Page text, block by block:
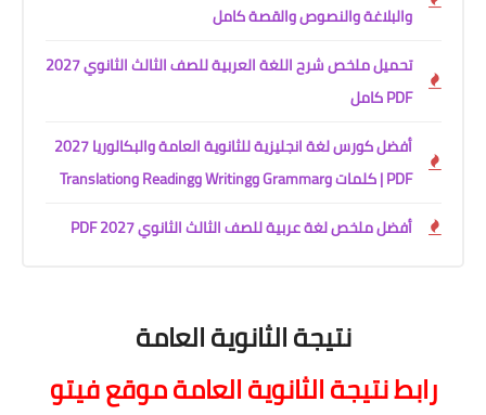
والبلاغة والنصوص والقصة كامل
تحميل ملخص شرح اللغة العربية للصف الثالث الثانوي 2027
PDF كامل
أفضل كورس لغة انجليزية للثانوية العامة والبكالوريا 2027
PDF | كلمات وGrammar وWriting وReading وTranslation
أفضل ملخص لغة عربية للصف الثالث الثانوي 2027 PDF
نتيجة الثانوية العامة
رابط نتيجة الثانوية العامة موقع فيتو